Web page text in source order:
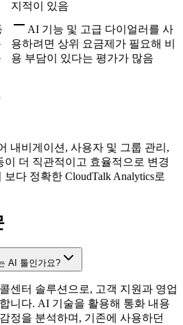
지적이 있음
AI 기능 및 고급 다이얼러를 사
용하려면 상위 요금제가 필요해 비
용 부담이 있다는 평가가 많음
내비게이션, 사용자 및 그룹 관리,
이 더 직관적이고 효율적으로 변경
다 정확한 CloudTalk Analytics로
AI 툴인가요?
센터 솔루션으로, 고객 지원과 영업
니다. AI 기술을 활용해 통화 내용
정을 분석하며, 기존에 사용하던